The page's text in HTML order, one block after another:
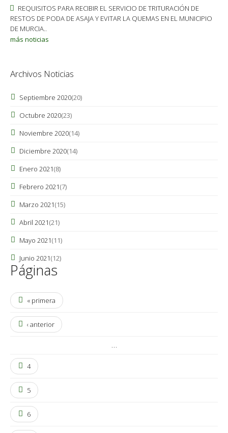
REQUISITOS PARA RECIBIR EL SERVICIO DE TRITURACIÓN DE
RESTOS DE PODA DE ASAJA Y EVITAR LA QUEMAS EN EL MUNICIPIO
DE MURCIA..
más noticias
Archivos Noticias
Septiembre 2020(20)
Octubre 2020(23)
Noviembre 2020(14)
Diciembre 2020(14)
Enero 2021(8)
Febrero 2021(7)
Marzo 2021(15)
Abril 2021(21)
Mayo 2021(11)
Junio 2021(12)
Páginas
« primera
‹ anterior
…
4
5
6